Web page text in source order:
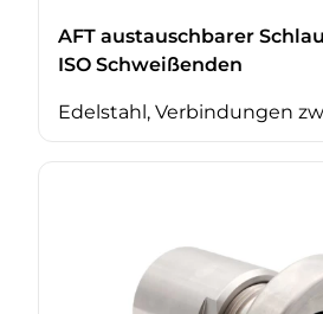
AFT austauschbarer
ISO Schweißenden
Edelstahl, Verbindungen